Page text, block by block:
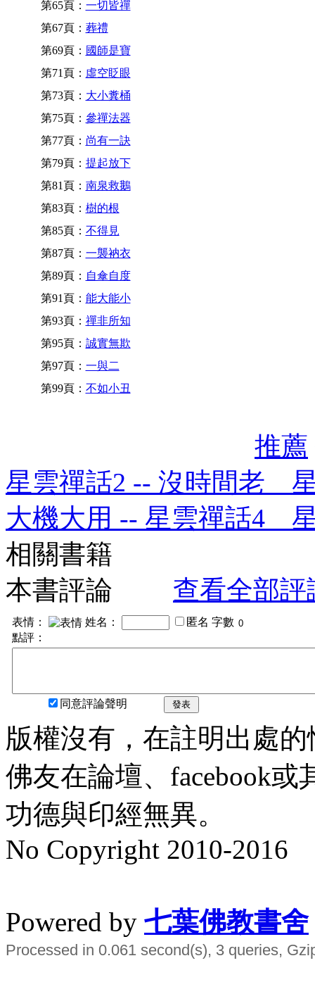
第65頁： 一切皆禪
第67頁： 葬禮
第69頁： 國師是寶
第71頁： 虛空眨眼
第73頁： 大小糞桶
第75頁： 參禪法器
第77頁： 尚有一訣
第79頁： 提起放下
第81頁： 南泉救鵝
第83頁： 樹的根
第85頁： 不得見
第87頁： 一襲衲衣
第89頁： 自傘自度
第91頁： 能大能小
第93頁： 禪非所知
第95頁： 誠實無欺
第97頁： 一與二
第99頁： 不如小丑
推薦
星雲禪話2 -- 沒時間老
大機大用 -- 星雲禪話4
相關書籍
本書評論
查看全部評
表情： 姓名： 匿名 字數
點評：
同意評論聲明 發表
版權沒有，在註明出處
佛友在論壇、facebook
功德與印經無異。
No Copyright 2010-2016
Powered by 七葉佛教書舍
Processed in 0.061 second(s), 3 queries,